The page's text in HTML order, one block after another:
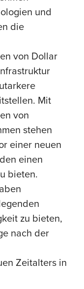
und
die
von Dollar
Mit
von
stehen
einer neuen
einen
bieten.
zu bieten,
nach der
Zeitalters in